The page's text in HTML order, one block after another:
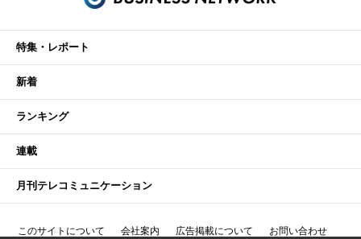
特集・レポート
新着
ランキング
連載
月刊テレコミュニケーション
このサイトについて 会社案内 広告掲載について お問い合わせ